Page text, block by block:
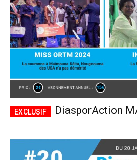
DiasporAction